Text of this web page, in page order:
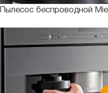
Пылесос беспроводной